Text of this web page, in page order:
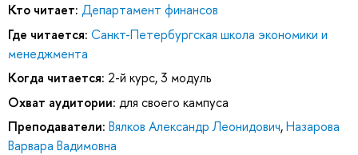
Кто читает: Департамент финансов
Где читается: Санкт-Петербургская школа экономики и
менеджмента
Когда читается: 2-й курс, 3 модуль
Охват аудитории: для своего кампуса
Преподаватели: Вялков Александр Леонидович,Назарова
Варвара Вадимовна